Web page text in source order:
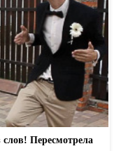
слов! Пересмотрела